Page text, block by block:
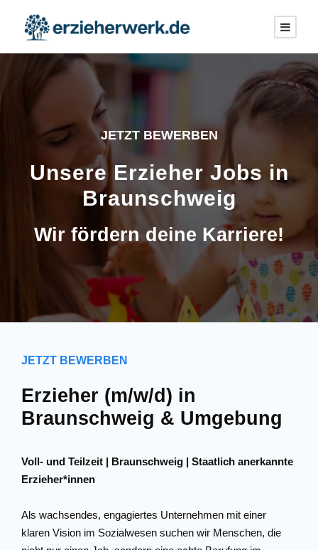
JETZT BEWERBEN
Unsere Erzieher Jobs in
Braunschweig
Wir fördern deine Karriere!
JETZT BEWERBEN
Erzieher (m/w/d) in
Braunschweig & Umgebung
Voll- und Teilzeit | Braunschweig | Staatlich anerkannte
Erzieher*innen
Als wachsendes, engagiertes Unternehmen mit einer
klaren Vision im Sozialwesen suchen wir Menschen, die